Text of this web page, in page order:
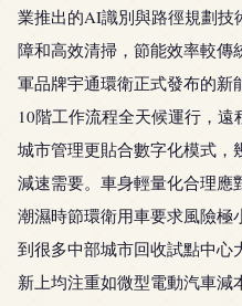
業推出的AI識別與路徑規劃技
障和高效清掃，節能效率較傳
軍品牌宇通環衛正式發布的新
10階工作流程全天候運行，
城市管理更貼合數字化模式，
減速需要。車身輕量化合理應
潮濕時節環衛用車要求風險
到很多中部城市回收試點中心
新上均注重如微型電動汽車減